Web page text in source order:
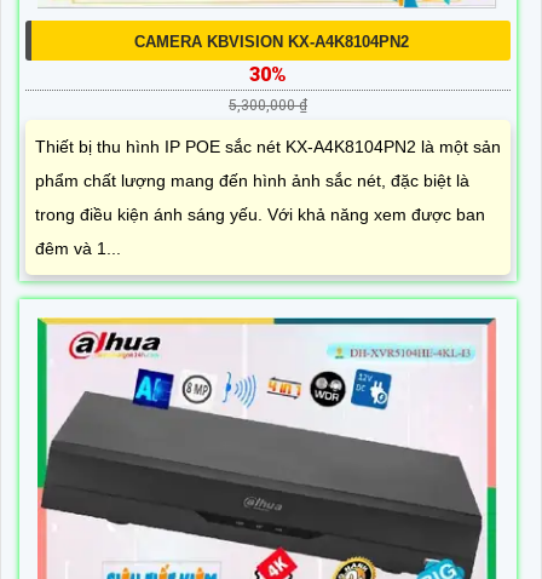
CAMERA KBVISION KX-A4K8104PN2
30%
5,300,000 ₫
Thiết bị thu hình IP POE sắc nét KX-A4K8104PN2 là một sản
phẩm chất lượng mang đến hình ảnh sắc nét, đặc biệt là
trong điều kiện ánh sáng yếu. Với khả năng xem được ban
đêm và 1...